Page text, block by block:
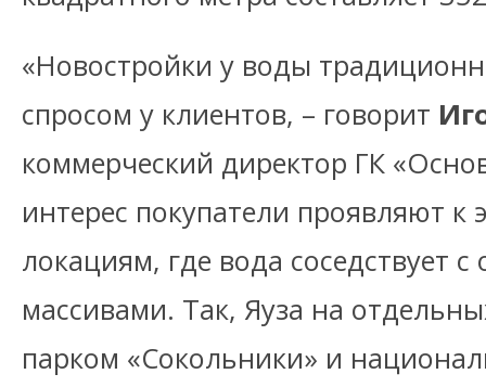
«Новостройки у воды
спросом у клиентов, – говорит
коммерческий директор ГК
интерес покупатели проявляют к
локациям, где вода соседствует
массивами. Так, Яуза на
парком «Сокольники» и